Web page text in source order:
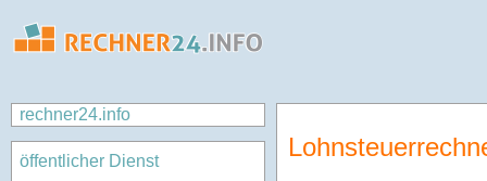
rechner24.info
öffentlicher Dienst